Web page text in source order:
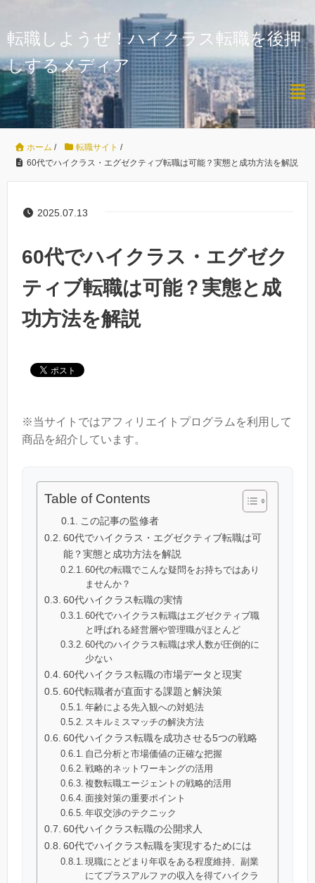
転職しようぜ！ハイクラス転職を後押
しするメディア
ホーム / 転職サイト /
60代でハイクラス・エグゼクティブ転職は可能？実態と成功方法を解説
2025.07.13
60代でハイクラス・エグゼク
ティブ転職は可能？実態と成
功方法を解説
※当サイトではアフィリエイトプログラムを利用して
商品を紹介しています。
Table of Contents
この記事の監修者
60代でハイクラス・エグゼクティブ転職は可
能？実態と成功方法を解説
60代の転職でこんな疑問をお持ちではあり
ませんか？
60代ハイクラス転職の実情
60代でハイクラス転職はエグゼクティブ職
と呼ばれる経営層や管理職がほとんど
60代のハイクラス転職は求人数が圧倒的に
少ない
60代ハイクラス転職の市場データと現実
60代転職者が直面する課題と解決策
年齢による先入観への対処法
スキルミスマッチの解決方法
60代ハイクラス転職を成功させる5つの戦略
自己分析と市場価値の正確な把握
戦略的ネットワーキングの活用
複数転職エージェントの戦略的活用
面接対策の重要ポイント
年収交渉のテクニック
60代ハイクラス転職の公開求人
60代でハイクラス転職を実現するためには
現職にとどまり年収をある程度維持、副業
にてプラスアルファの収入を得てハイクラ